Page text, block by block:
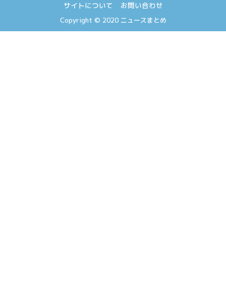
サイトについて お問い合わせ
Copyright © 2020 ニュースまとめ